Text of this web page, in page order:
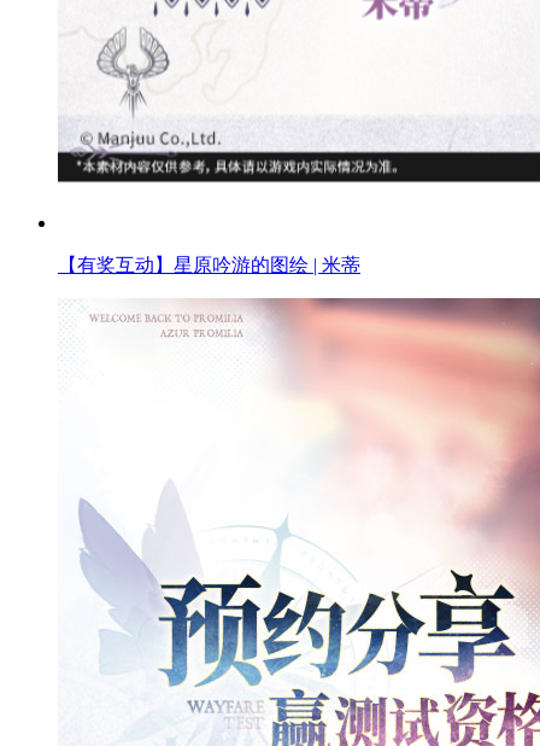
【有奖互动】星原吟游的图绘 | 米蒂